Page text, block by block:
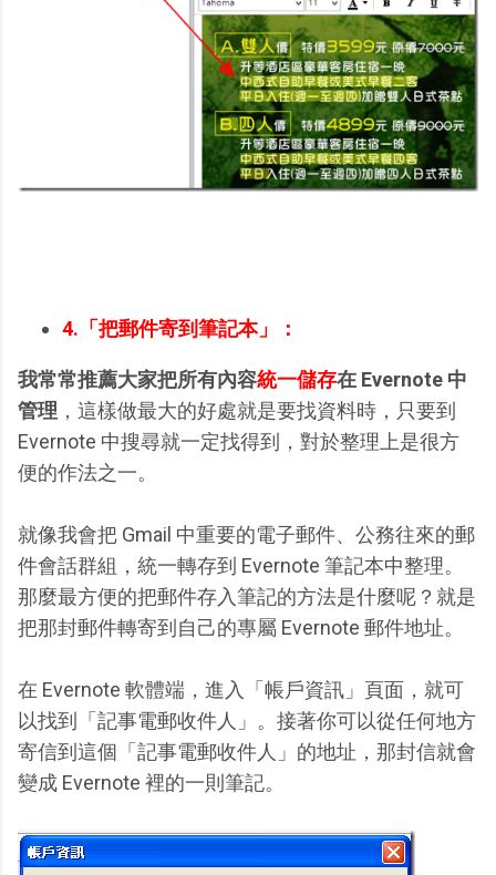
4.「把郵件寄到筆記本」：
我常常推薦大家把所有內容統一儲存在 Evernote 中
管理 ，這樣做最大的好處就是要找資料時，只要到
Evernote 中搜尋就一定找得到，對於整理上是很方
便的作法之一。
就像我會把 Gmail 中重要的電子郵件、公務往來的郵
件會話群組，統一轉存到 Evernote 筆記本中整理。
那麼最方便的把郵件存入筆記的方法是什麼呢？就是
把那封郵件轉寄到自己的專屬 Evernote 郵件地址。
在 Evernote 軟體端，進入「帳戶資訊」頁面，就可
以找到「記事電郵收件人」。接著你可以從任何地方
寄信到這個「記事電郵收件人」的地址，那封信就會
變成 Evernote 裡的一則筆記。